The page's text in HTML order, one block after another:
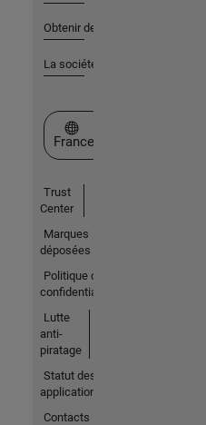
Obtenir de l'aide
La société
Sélectionner un site web
France
Trust
Center
Marques
déposées
Politique de
confidentialité
Lutte
anti-
piratage
Statut des
applications
Contacts